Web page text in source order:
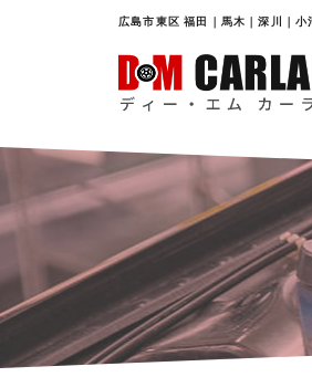
広島市東区 福田｜馬木｜深川｜小